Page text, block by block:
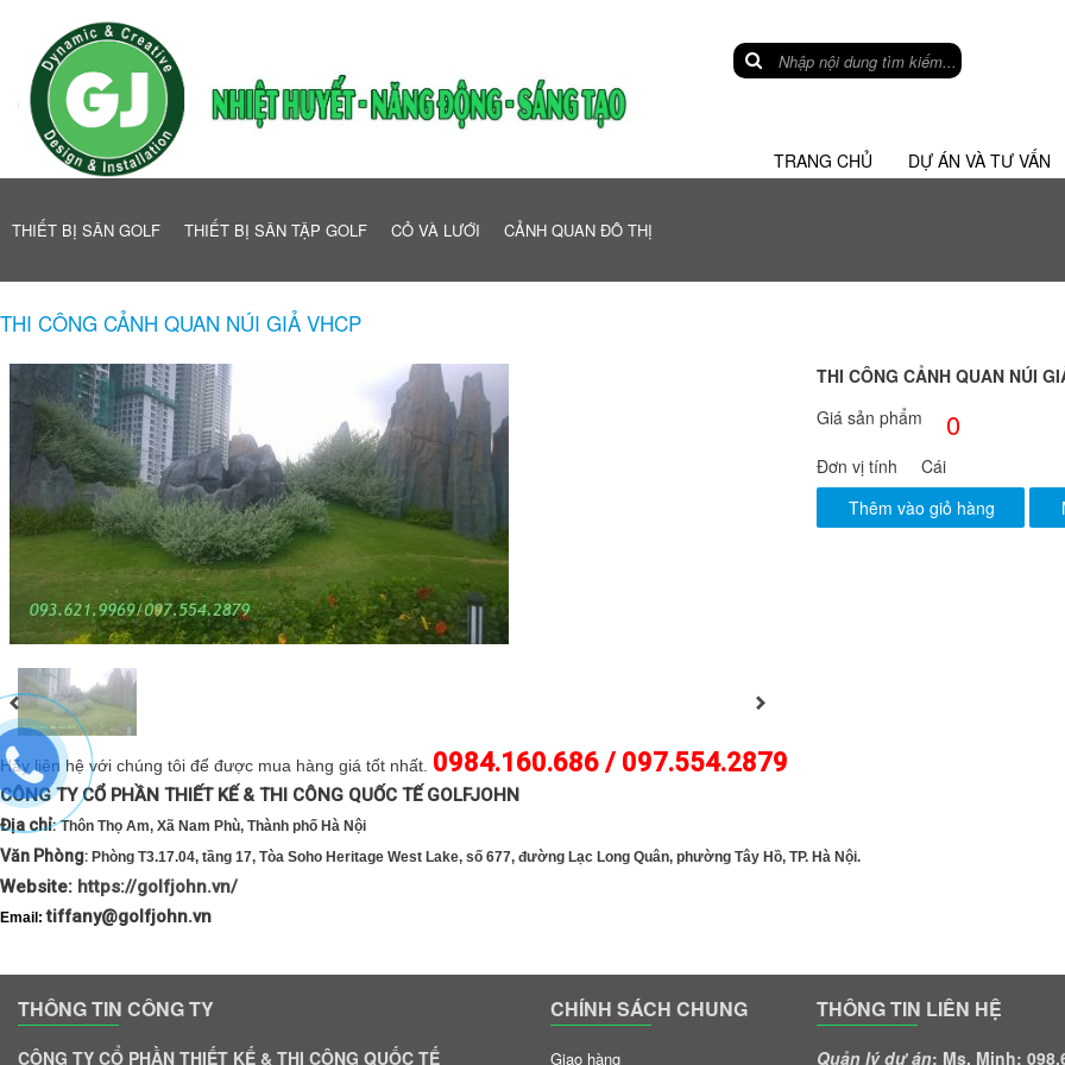
TRANG CHỦ DỰ ÁN VÀ TƯ VẤN
THIẾT BỊ SÂN GOLF THIẾT BỊ SÂN TẬP GOLF CỎ VÀ LƯỚI CẢNH QUAN ĐÔ THỊ
THI CÔNG CẢNH QUAN NÚI GIẢ VHCP
THI CÔNG CẢNH QUAN NÚI
Giá sản phẩm
0
Đơn vị tính
Cái
Thêm vào giỏ hàng
Hãy liên hệ với chúng tôi để được mua hàng giá tốt nhất. 0984.160.686 / 097.554.2879
CÔNG TY CỔ PHẦN THIẾT KẾ & THI CÔNG QUỐC TẾ GOLFJOHN
Địa chỉ: Thôn Thọ Am, Xã Nam Phù, Thành phố Hà Nội
Văn Phòng: Phòng T3.17.04, tầng 17, Tòa Soho Heritage West Lake, số 677, đường Lạc Long Quân, phường Tây Hồ, TP. Hà Nội.
Website: https://golfjohn.vn/
Email:tiffany@golfjohn.vn
THÔNG TIN CÔNG TY
CÔNG TY CỔ PHẦN THIẾT KẾ & THI CÔNG QUỐC TẾ
CHÍNH SÁCH CHUNG
Giao hàng
THÔNG TIN LIÊN HỆ
Quản lý dự án: Ms. Minh: